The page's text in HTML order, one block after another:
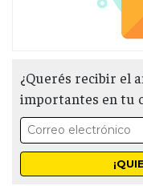
¿Querés recibir el
importantes en tu